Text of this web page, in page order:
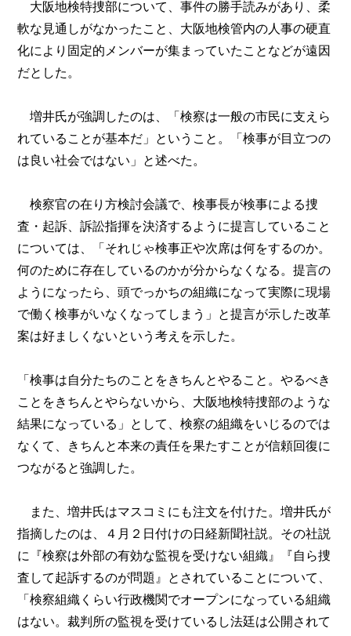
大阪地検特捜部について、事件の勝手読みがあり、柔
軟な見通しがなかったこと、大阪地検管内の人事の硬直
化により固定的メンバーが集まっていたことなどが遠因
だとした。
増井氏が強調したのは、「検察は一般の市民に支えら
れていることが基本だ」ということ。「検事が目立つの
は良い社会ではない」と述べた。
検察官の在り方検討会議で、検事長が検事による捜
査・起訴、訴訟指揮を決済するように提言していること
については、「それじゃ検事正や次席は何をするのか。
何のために存在しているのかが分からなくなる。提言の
ようになったら、頭でっかちの組織になって実際に現場
で働く検事がいなくなってしまう」と提言が示した改革
案は好ましくないという考えを示した。
「検事は自分たちのことをきちんとやること。やるべき
ことをきちんとやらないから、大阪地検特捜部のような
結果になっている」として、検察の組織をいじるのでは
なくて、きちんと本来の責任を果たすことが信頼回復に
つながると強調した。
また、増井氏はマスコミにも注文を付けた。増井氏が
指摘したのは、４月２日付けの日経新聞社説。その社説
に『検察は外部の有効な監視を受けない組織』『自ら捜
査して起訴するのが問題』とされていることについて、
「検察組織くらい行政機関でオープンになっている組織
はない。裁判所の監視を受けているし法廷は公開されて